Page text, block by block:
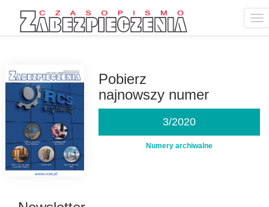
Pobierz
najnowszy numer
3/2020
Numery archiwalne